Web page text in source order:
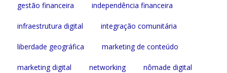
gestão financeira independência financeira
infraestrutura digital integração comunitária
liberdade geográfica marketing de conteúdo
marketing digital networking nômade digital